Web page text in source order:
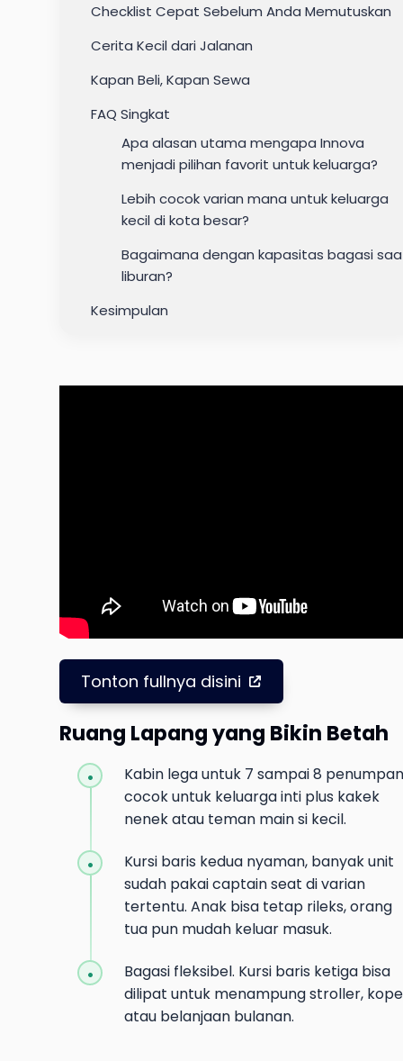
Checklist Cepat Sebelum Anda Memutuskan
Cerita Kecil dari Jalanan
Kapan Beli, Kapan Sewa
FAQ Singkat
Apa alasan utama mengapa Innova
menjadi pilihan favorit untuk keluarga?
Lebih cocok varian mana untuk keluarga
kecil di kota besar?
Bagaimana dengan kapasitas bagasi
liburan?
Kesimpulan
Tonton fullnya disini
Ruang Lapang yang Bikin Betah
Kabin lega untuk 7 sampai 8
cocok untuk keluarga inti plus kakek
nenek atau teman main si kecil.
Kursi baris kedua nyaman, banyak unit
sudah pakai captain seat di varian
tertentu. Anak bisa tetap rileks, orang
tua pun mudah keluar masuk.
Bagasi fleksibel. Kursi baris ketiga bisa
dilipat untuk menampung stroller,
atau belanjaan bulanan.